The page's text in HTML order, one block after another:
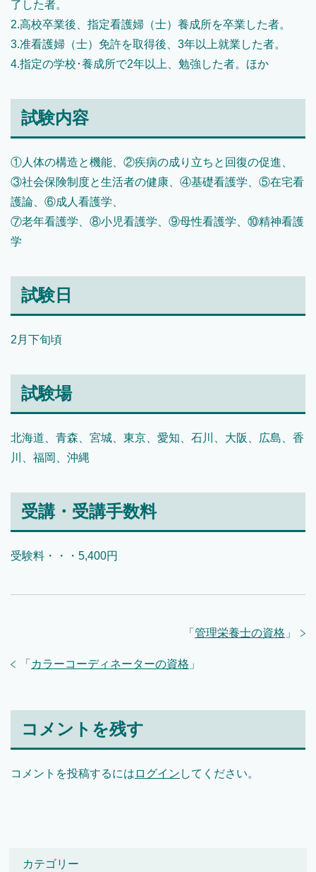
了した者。
2.高校卒業後、指定看護婦（士）養成所を卒業した者。
3.准看護婦（士）免許を取得後、3年以上就業した者。
4.指定の学校･養成所で2年以上、勉強した者。ほか
試験内容
①人体の構造と機能、②疾病の成り立ちと回復の促進、
③社会保険制度と生活者の健康、④基礎看護学、⑤在宅看
護論、⑥成人看護学、
⑦老年看護学、⑧小児看護学、⑨母性看護学、⑩精神看護
学
試験日
2月下旬頃
試験場
北海道、青森、宮城、東京、愛知、石川、大阪、広島、香
川、福岡、沖縄
受講・受講手数料
受験料・・・5,400円
「 管理栄養士の資格 」
「 カラーコーディネーターの資格 」
コメントを残す
コメントを投稿するには ログイン してください。
カテゴリー